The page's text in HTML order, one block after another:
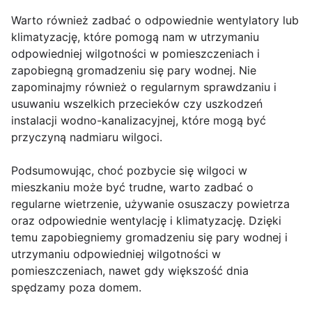
Warto również zadbać o odpowiednie wentylatory lub
klimatyzację, które pomogą nam w utrzymaniu
odpowiedniej wilgotności w pomieszczeniach i
zapobiegną gromadzeniu się pary wodnej. Nie
zapominajmy również o regularnym sprawdzaniu i
usuwaniu wszelkich przecieków czy uszkodzeń
instalacji wodno-kanalizacyjnej, które mogą być
przyczyną nadmiaru wilgoci.
Podsumowując, choć pozbycie się wilgoci w
mieszkaniu może być trudne, warto zadbać o
regularne wietrzenie, używanie osuszaczy powietrza
oraz odpowiednie wentylację i klimatyzację. Dzięki
temu zapobiegniemy gromadzeniu się pary wodnej i
utrzymaniu odpowiedniej wilgotności w
pomieszczeniach, nawet gdy większość dnia
spędzamy poza domem.